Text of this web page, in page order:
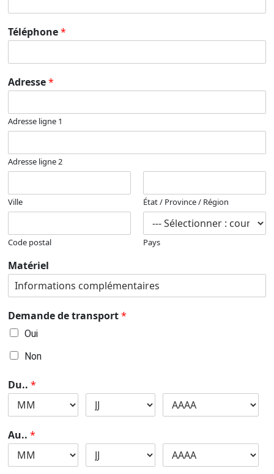
Téléphone*
Adresse*
Adresse ligne 1
Adresse ligne 2
Ville État / Province / Région
Code postal Pays
Matériel
Demande de transport*
Oui
Non
Du.. *
Au.. *